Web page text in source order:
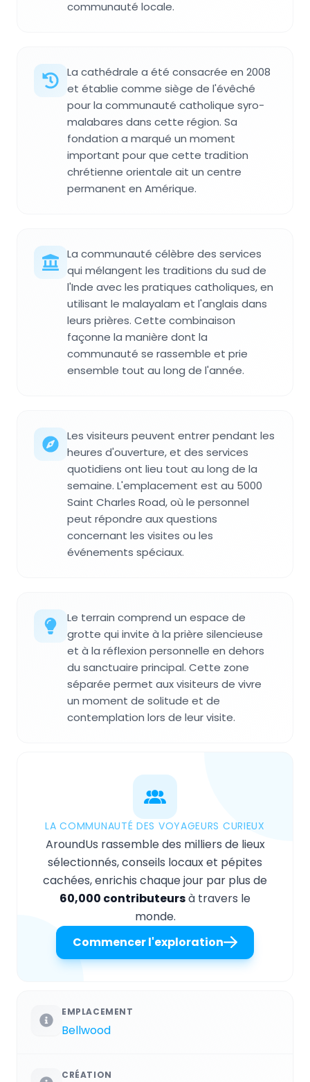
communauté locale.
La cathédrale a été consacrée en 2008
et établie comme siège de l'évêché
pour la communauté catholique syro-
malabares dans cette région. Sa
fondation a marqué un moment
important pour que cette tradition
chrétienne orientale ait un centre
permanent en Amérique.
La communauté célèbre des services
qui mélangent les traditions du sud de
l'Inde avec les pratiques catholiques, en
utilisant le malayalam et l'anglais dans
leurs prières. Cette combinaison
façonne la manière dont la
communauté se rassemble et prie
ensemble tout au long de l'année.
Les visiteurs peuvent entrer pendant les
heures d'ouverture, et des services
quotidiens ont lieu tout au long de la
semaine. L'emplacement est au 5000
Saint Charles Road, où le personnel
peut répondre aux questions
concernant les visites ou les
événements spéciaux.
Le terrain comprend un espace de
grotte qui invite à la prière silencieuse
et à la réflexion personnelle en dehors
du sanctuaire principal. Cette zone
séparée permet aux visiteurs de vivre
un moment de solitude et de
contemplation lors de leur visite.
LA COMMUNAUTÉ DES VOYAGEURS CURIEUX
AroundUs rassemble des milliers de lieux
sélectionnés, conseils locaux et pépites
cachées, enrichis chaque jour par plus de
60,000 contributeursà travers le
monde.
Commencer l'exploration
EMPLACEMENT
Bellwood
CRÉATION